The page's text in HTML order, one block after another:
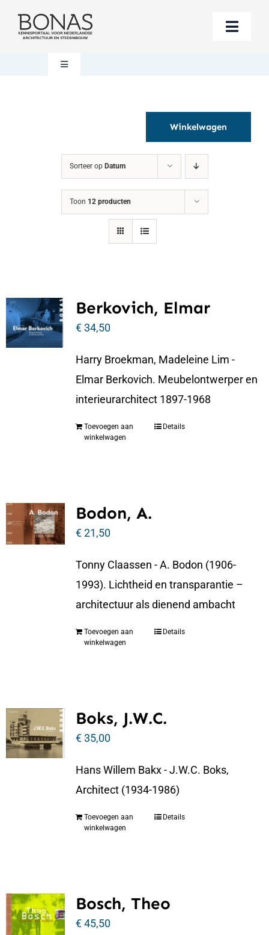
naar
Toggle
Berichten
Steun BONAS
Toggle
Winkelwagen
Sorteer op Datum
Toon 12 producten
Berkovich, Elmar
€34,50
Harry Broekman, Madeleine Lim -
Elmar Berkovich. Meubelontwerper en
interieurarchitect 1897-1968
Toevoegen aan
winkelwagen
Details
Bodon, A.
€21,50
Tonny Claassen - A. Bodon (1906-
1993). Lichtheid en transparantie –
architectuur als dienend ambacht
Toevoegen aan
winkelwagen
Details
Boks, J.W.C.
€35,00
Hans Willem Bakx - J.W.C. Boks,
Architect (1934-1986)
Toevoegen aan
winkelwagen
Details
Bosch, Theo
€45,50